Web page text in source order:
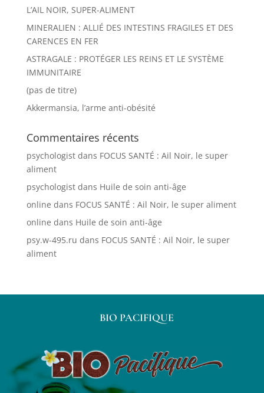
L’AIL NOIR, SUPER-ALIMENT
MINERALIEN : ALLIÉ DES INTESTINS FRAGILES ET DES
CARENCES EN FER
ASTRAGALE : PROTÉGER LES REINS ET LE SYSTÈME
IMMUNITAIRE
(pas de titre)
Akkermansia, l’arme anti-obésité
Commentaires récents
psychologistdans FOCUS SANTÉ : Ail Noir, le super
aliment
psychologistdans Huile de soin anti-âge
online dans FOCUS SANTÉ : Ail Noir, le super aliment
online dans Huile de soin anti-âge
psy.w-495.ru dans FOCUS SANTÉ : Ail Noir, le super
aliment
BIO PACIFIQUE